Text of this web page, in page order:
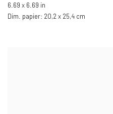
6.69 x 6.69 in
Dim. papier: 20,2 x 25,4 cm